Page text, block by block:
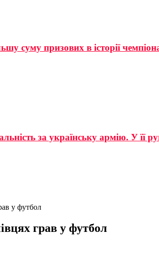
суму призових в історії
за українську армію. У її
у футбол
грав у футбол